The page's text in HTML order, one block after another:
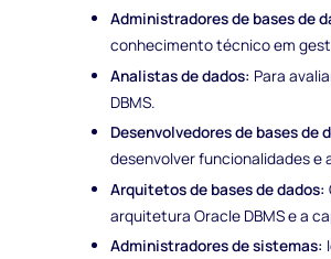
Administradores de bases de
conhecimento técnico em
Analistas de dados: Para
DBMS.
Desenvolvedores de bases de
desenvolver funcionalidades e
Arquitetos de bases de dados:
arquitetura Oracle DBMS e a
Administradores de sistemas: